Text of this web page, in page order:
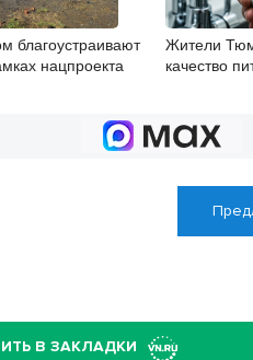
благоустраивают
нацпроекта
Жители
качество
В ЗАКЛАДКИ